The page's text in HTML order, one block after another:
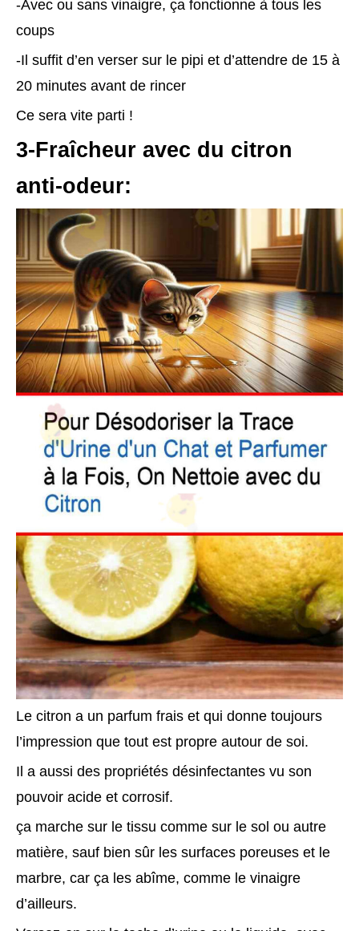
-Avec ou sans vinaigre, ça fonctionne à tous les
coups
-Il suffit d’en verser sur le pipi et d’attendre de 15 à
20 minutes avant de rincer
Ce sera vite parti !
3-Fraîcheur avec du citron
anti-odeur:
Le citron a un parfum frais et qui donne toujours
l’impression que tout est propre autour de soi.
Il a aussi des propriétés désinfectantes vu son
pouvoir acide et corrosif.
ça marche sur le tissu comme sur le sol ou autre
matière, sauf bien sûr les surfaces poreuses et le
marbre, car ça les abîme, comme le vinaigre
d’ailleurs.